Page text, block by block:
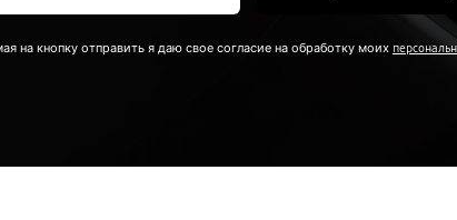
на кнопку отправить я даю свое согласие на обработку моих